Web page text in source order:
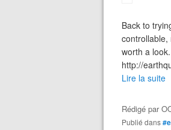
Back to
controllable,
worth a
http://
Lire la suite
Rédigé par
Publié dans